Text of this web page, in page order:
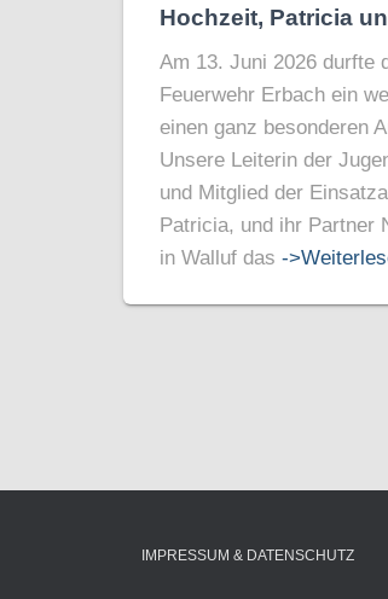
Hochzeit, Patricia
Am 13. Juni 2026 durfte
Feuerwehr Erbach ein
einen ganz besonderen
Unsere Leiterin der
und Mitglied der
Patricia, und ihr Partner
in Walluf das -
IMPRESSUM & DATENSCHUTZ